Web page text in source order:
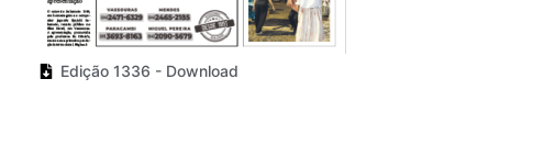
Edição 1336 - Download